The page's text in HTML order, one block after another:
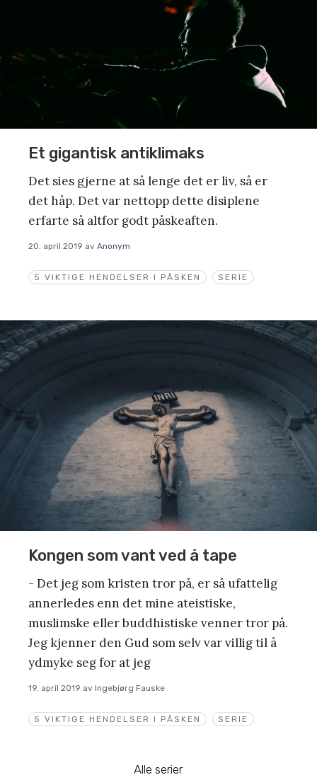
5 VIKTIGE HENDELSER I PÅSKEN SERIE
Et gigantisk antiklimaks
Det sies gjerne at så lenge det er liv, så er
det håp. Det var nettopp dette disiplene
erfarte så altfor godt påskeaften.
20. april 2019 av Anonym
5 VIKTIGE HENDELSER I PÅSKEN SERIE
Kongen som vant ved å tape
- Det jeg som kristen tror på, er så ufattelig
annerledes enn det mine ateistiske,
muslimske eller buddhistiske venner tror på.
Jeg kjenner den Gud som selv var villig til å
ydmyke seg for at jeg
19. april 2019 av Ingebjørg Fauske
Alle serier